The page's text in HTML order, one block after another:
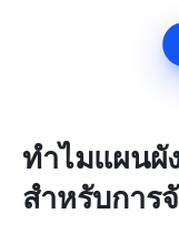
ทำไมแผนผั
สำหรับการ